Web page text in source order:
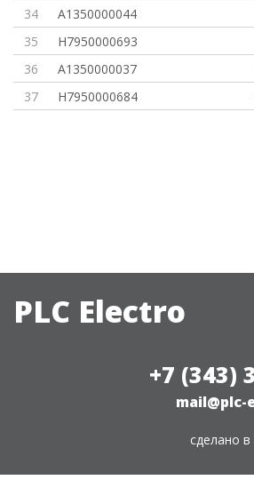
34
A1350000044
35
H7950000693
36
A1350000037
37
H7950000684
PLC Electro
+7 (343)
сделано в